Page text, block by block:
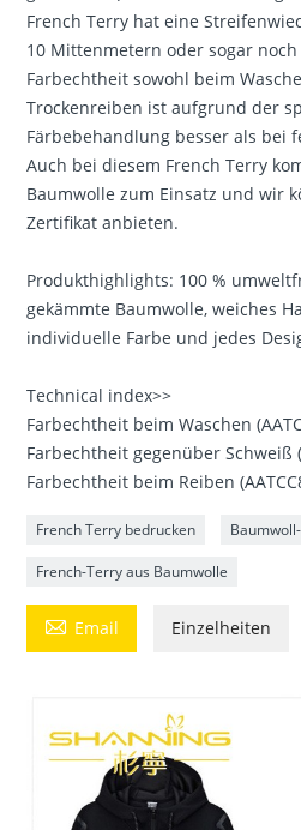
French Terry hat eine
10 Mittenmetern oder sogar
Farbechtheit sowohl beim
Trockenreiben ist aufgrund der
Färbebehandlung besser als bei
Auch bei diesem French Terry
Baumwolle zum Einsatz und wir
Zertifikat anbieten.
Produkthighlights: 100 %
gekämmte Baumwolle, weiches
individuelle Farbe und jedes
Technical index>>
Farbechtheit beim Waschen
Farbechtheit gegenüber Schweiß
Farbechtheit beim Reiben
French Terry bedrucken
French-Terry aus Baumwolle
 Email Einzelheiten